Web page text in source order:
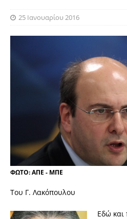
25 Ιανουαρίου 2016
ΦΩΤΟ: ΑΠΕ - ΜΠΕ
Του Γ. Λακόπουλου
Εδώ και